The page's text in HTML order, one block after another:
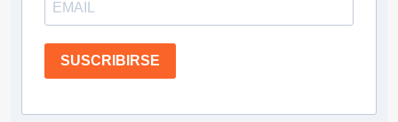
SUSCRIBIRSE